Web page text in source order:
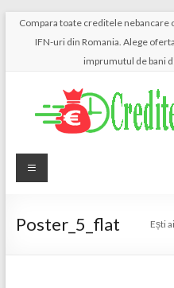
Skip
content
Compara toate creditele
IFN-uri din Romania. Alege
imprumutul de bani
Just
another
Poster_5_flat Ești